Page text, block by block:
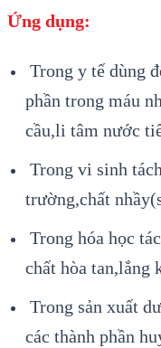
Ứng dụng:
Trong y tế dùng
phần trong máu
cầu,li tâm nước
Trong vi sinh
trường,chất
Trong hóa học
chất hòa tan,lắng
Trong sản xuất
các thành phần